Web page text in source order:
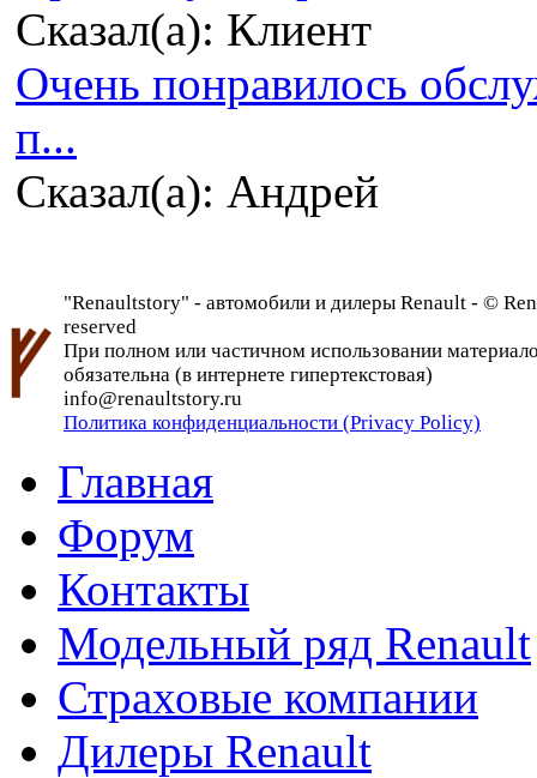
Сказал(а): Клиент
Очень понравилось
п...
Сказал(а): Андрей
"Renaultstory" - автомобили и дилеры Renault - ©
reserved
При полном или частичном использовании
обязательна (в интернете гипертекстовая)
info@renaultstory.ru
Политика конфиденциальности (Privacy Policy)
Главная
Форум
Контакты
Модельный ряд Renault
Страховые компании
Дилеры Renault